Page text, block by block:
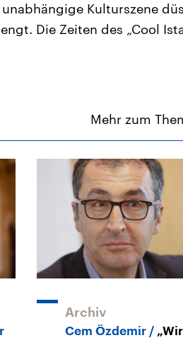
Kulturszene
Die Zeiten des „Cool
Mehr zum
Archiv
Cem Özdemir